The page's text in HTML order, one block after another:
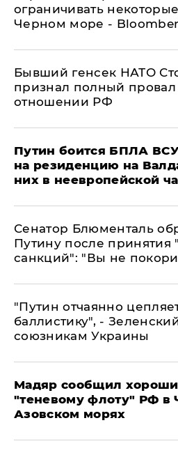
ограничивать
Черном море -
Бывший генсек НАТО
признал полный провал
отношении РФ
Путин боится БПЛА
на резиденцию на
них в неевропейской
Сенатор Блюменталь
Путину после принятия
санкций": "Вы не
"Путин отчаянно
баллистику", -
союзникам Украины
Мадяр сообщил
"теневому флоту" РФ в
Азовском морях